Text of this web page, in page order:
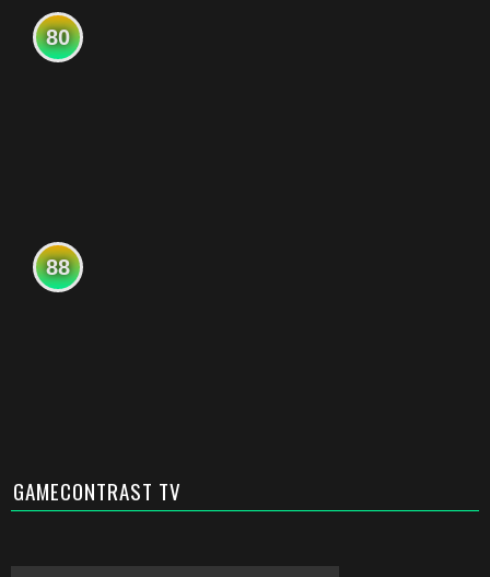
80
88
GAMECONTRAST TV